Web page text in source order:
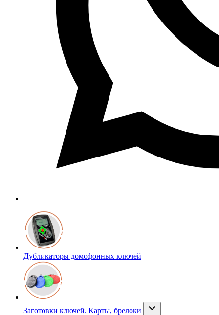
Дубликаторы домофонных ключей
Заготовки ключей. Карты, брелоки